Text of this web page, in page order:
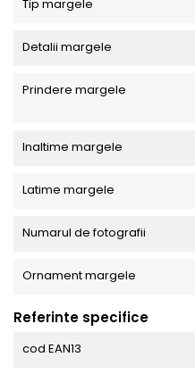
Tip margele
Detalii margele
Prindere margele
Inaltime margele
Latime margele
Numarul de fotografii
Ornament margele
Referinte specifice
cod EAN13